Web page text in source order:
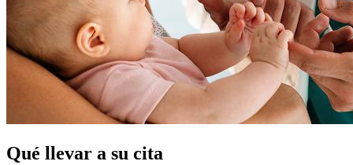
Qué llevar a su cita